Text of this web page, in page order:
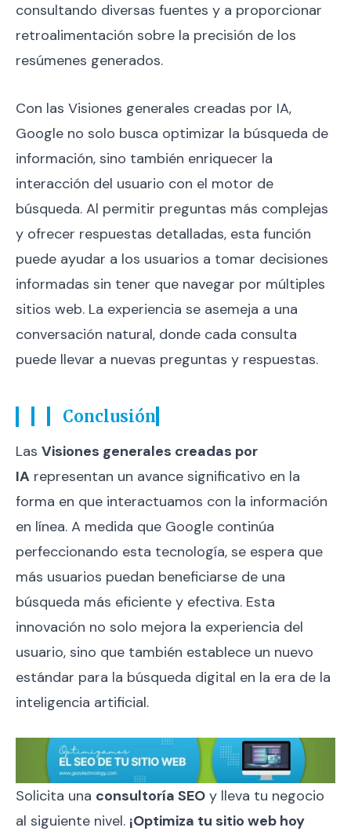
consultando diversas fuentes y a proporcionar
retroalimentación sobre la precisión de los
resúmenes generados.
Con las Visiones generales creadas por IA,
Google no solo busca optimizar la búsqueda de
información, sino también enriquecer la
interacción del usuario con el motor de
búsqueda. Al permitir preguntas más complejas
y ofrecer respuestas detalladas, esta función
puede ayudar a los usuarios a tomar decisiones
informadas sin tener que navegar por múltiples
sitios web. La experiencia se asemeja a una
conversación natural, donde cada consulta
puede llevar a nuevas preguntas y respuestas.
Conclusión
Las Visiones generales creadas por
IA representan un avance significativo en la
forma en que interactuamos con la información
en línea. A medida que Google continúa
perfeccionando esta tecnología, se espera que
más usuarios puedan beneficiarse de una
búsqueda más eficiente y efectiva. Esta
innovación no solo mejora la experiencia del
usuario, sino que también establece un nuevo
estándar para la búsqueda digital en la era de la
inteligencia artificial.
Solicita una consultoría SEO y lleva tu negocio
al siguiente nivel. ¡Optimiza tu sitio web hoy